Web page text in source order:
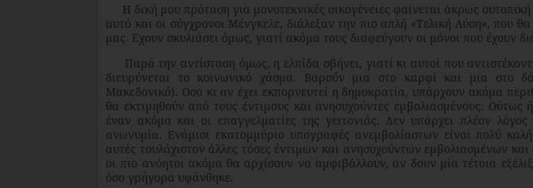
Η δική μου πρόταση για μονοτεκνικές οικογένειες φαίνεται άκρως
αυτό και οι σύγχρονοι Μένγκελε, διάλεξαν την πιο απλή «Τελική Λύση», που
μας. Εχουν σκυλιάσει όμως, γιατί ακόμα τους διαφεύγουν οι μόνοι που έχουν
Παρά την αντίσταση όμως, η ελπίδα σβήνει, γιατί κι αυτοί που
διευρύνεται το κοινωνικό χάσμα. Βαρούν μια στο καρφί και μια στο
Μακεδονικό). Οσο κι αν έχει εκπορνευτεί η δημοκρατία, υπάρχουν ακόμα
θα εκτιμηθούν από τους έντιμους και ανησυχούντες εμβολιασμένους.
έναν ακόμα και οι επαγγελματίες της γειτονιάς. Δεν υπάρχει πλέον
ανωνυμία. Ενάμισι εκατομμύριο υπογραφές ανεμβολίαστων είναι πολύ
αυτές τουλάχιστον άλλες τόσες έντιμων και ανησυχούντων εμβολιασμένων
οι πιο ανόητοι ακόμα θα αρχίσουν να αμφιβάλλουν, αν δουν μία τέτοια
όσο γρήγορα υφάνθηκε.